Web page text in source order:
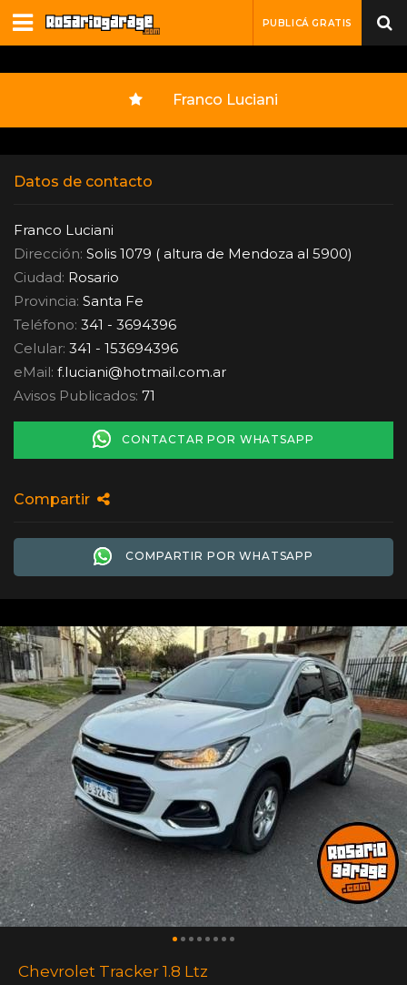
PUBLICÁ GRATIS
Franco Luciani
Datos de contacto
Franco Luciani
Dirección: Solis 1079 ( altura de Mendoza al 5900)
Ciudad: Rosario
Provincia: Santa Fe
Teléfono: 341 - 3694396
Celular: 341 - 153694396
eMail: f.luciani@hotmail.com.ar
Avisos Publicados: 71
CONTACTAR POR WHATSAPP
Compartir
COMPARTIR POR WHATSAPP
Chevrolet Tracker 1.8 Ltz